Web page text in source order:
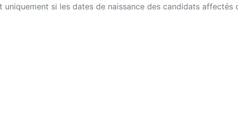
uniquement si les dates de naissance des candidats affectés